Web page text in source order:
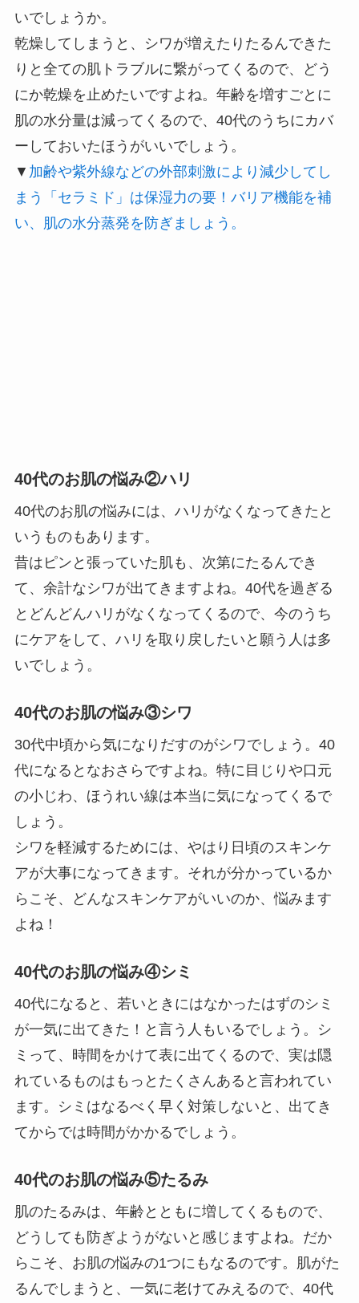
いでしょうか。
乾燥してしまうと、シワが増えたりたるんできた
りと全ての肌トラブルに繋がってくるので、どう
にか乾燥を止めたいですよね。年齢を増すごとに
肌の水分量は減ってくるので、40代のうちにカバ
ーしておいたほうがいいでしょう。
▼ 加齢や紫外線などの外部刺激により減少してし
まう「セラミド」は保湿力の要！バリア機能を補
い、肌の水分蒸発を防ぎましょう。
40代のお肌の悩み②ハリ
40代のお肌の悩みには、ハリがなくなってきたと
いうものもあります。
昔はピンと張っていた肌も、次第にたるんでき
て、余計なシワが出てきますよね。40代を過ぎる
とどんどんハリがなくなってくるので、今のうち
にケアをして、ハリを取り戻したいと願う人は多
いでしょう。
40代のお肌の悩み③シワ
30代中頃から気になりだすのがシワでしょう。40
代になるとなおさらですよね。特に目じりや口元
の小じわ、ほうれい線は本当に気になってくるで
しょう。
シワを軽減するためには、やはり日頃のスキンケ
アが大事になってきます。それが分かっているか
らこそ、どんなスキンケアがいいのか、悩みます
よね！
40代のお肌の悩み④シミ
40代になると、若いときにはなかったはずのシミ
が一気に出てきた！と言う人もいるでしょう。シ
ミって、時間をかけて表に出てくるので、実は隠
れているものはもっとたくさんあると言われてい
ます。シミはなるべく早く対策しないと、出てき
てからでは時間がかかるでしょう。
40代のお肌の悩み⑤たるみ
肌のたるみは、年齢とともに増してくるもので、
どうしても防ぎようがないと感じますよね。だか
らこそ、お肌の悩みの1つにもなるのです。肌がた
るんでしまうと、一気に老けてみえるので、40代